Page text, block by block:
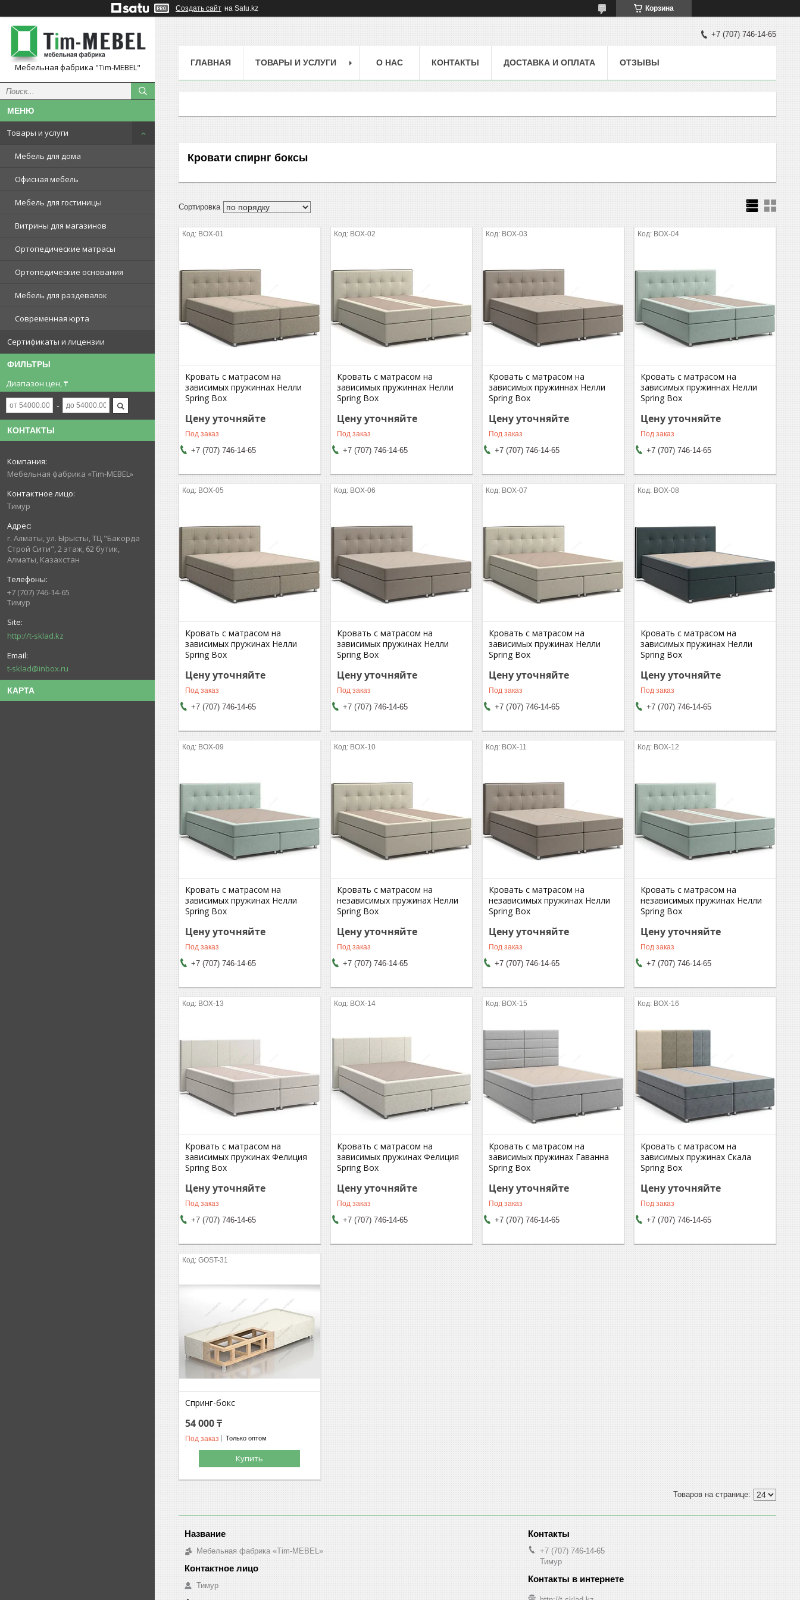
Создать сайт на Satu.kz Корзина
Мебельная фабрика "Tim-MEBEL"
Товары и услуги
Мебель для дома
Офисная мебель
Мебель для гостиницы
Витрины для магазинов
Ортопедические матрасы
Ортопедические основания
Мебель для раздевалок
Современная юрта
Сертификаты и лицензии
ФИЛЬТРЫ
Диапазон цен, ₸
КОНТАКТЫ
Мебельная фабрика «Tim-MEBEL»
Тимур
г. Алматы, ул. Ырысты, ТЦ "Бакорда
Строй Сити", 2 этаж, 62 бутик,
Алматы, Казахстан
+7 (707) 746-14-65
Тимур
http://t-sklad.kz
t-sklad@inbox.ru
КАРТА
+7 (707) 746-14-65
ГЛАВНАЯ ТОВАРЫ И УСЛУГИ О НАС КОНТАКТЫ ДОСТАВКА И ОПЛАТА ОТЗЫВЫ
Кровати спирнг боксы
BOX-01
Кровать с матрасом на
зависимых пружиннах Нелли
Spring Box
Цену уточняйте
Под заказ
+7 (707) 746-14-65
BOX-02
Кровать с матрасом на
зависимых пружиннах Нелли
Spring Box
Цену уточняйте
Под заказ
+7 (707) 746-14-65
BOX-03
Кровать с матрасом на
зависимых пружиннах Нелли
Spring Box
Цену уточняйте
Под заказ
+7 (707) 746-14-65
BOX-04
Кровать с матрасом на
зависимых пружиннах Нелли
Spring Box
Цену уточняйте
Под заказ
+7 (707) 746-14-65
BOX-05
Кровать с матрасом на
зависимых пружинах Нелли
Spring Box
Цену уточняйте
Под заказ
+7 (707) 746-14-65
BOX-06
Кровать с матрасом на
зависимых пружинах Нелли
Spring Box
Цену уточняйте
Под заказ
+7 (707) 746-14-65
BOX-07
Кровать с матрасом на
зависимых пружинах Нелли
Spring Box
Цену уточняйте
Под заказ
+7 (707) 746-14-65
BOX-08
Кровать с матрасом на
зависимых пружинах Нелли
Spring Box
Цену уточняйте
Под заказ
+7 (707) 746-14-65
BOX-09
Кровать с матрасом на
зависимых пружинах Нелли
Spring Box
Цену уточняйте
Под заказ
+7 (707) 746-14-65
BOX-10
Кровать с матрасом на
независимых пружинах Нелли
Spring Box
Цену уточняйте
Под заказ
+7 (707) 746-14-65
BOX-11
Кровать с матрасом на
независимых пружинах Нелли
Spring Box
Цену уточняйте
Под заказ
+7 (707) 746-14-65
BOX-12
Кровать с матрасом на
независимых пружинах Нелли
Spring Box
Цену уточняйте
Под заказ
+7 (707) 746-14-65
BOX-13
Кровать с матрасом на
зависимых пружинах Фелиция
Spring Box
Цену уточняйте
Под заказ
+7 (707) 746-14-65
BOX-14
Кровать с матрасом на
зависимых пружинах Фелиция
Spring Box
Цену уточняйте
Под заказ
+7 (707) 746-14-65
BOX-15
Кровать с матрасом на
зависимых пружинах Гаванна
Spring Box
Цену уточняйте
Под заказ
+7 (707) 746-14-65
BOX-16
Кровать с матрасом на
зависимых пружинах Скала
Spring Box
Цену уточняйте
Под заказ
+7 (707) 746-14-65
GOST-31
Спринг-бокс
54 000 ₸
Под заказ Только оптом
Купить
Мебельная фабрика «Tim-MEBEL»
Тимур
+7 (707) 746-14-65
Тимур